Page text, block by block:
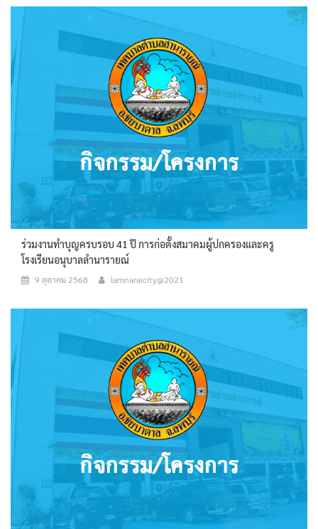
ร่วมงานทำบุญครบรอบ 41 ปี การก่อตั้งสมาคมผู้ปกครองและครู
โรงเรียนอนุบาลลำนารายณ์
9 ตุลาคม 2568 lamnaraicity@2021